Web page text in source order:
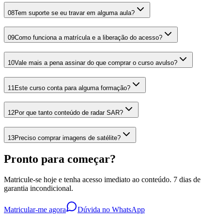
08Tem suporte se eu travar em alguma aula?
09Como funciona a matrícula e a liberação do acesso?
10Vale mais a pena assinar do que comprar o curso avulso?
11 Este curso conta para alguma formação?
12Por que tanto conteúdo de radar SAR?
13Preciso comprar imagens de satélite?
Pronto para começar?
Matricule-se hoje e tenha acesso imediato ao conteúdo. 7 dias de
garantia incondicional.
Matricular-me agora
Dúvida no WhatsApp